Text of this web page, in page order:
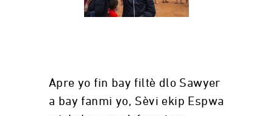
Apre yo fin bay filtè dlo Sawyer
a bay fanmi yo, Sèvi ekip Espwa